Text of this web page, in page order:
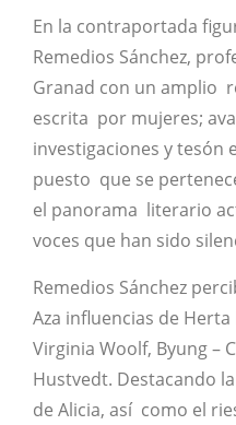
En la contraportada
Remedios Sánchez,
Granad con un amplio
escrita por mujeres;
investigaciones y tesón
puesto que se
el panorama literario
voces que han sido
Remedios Sánchez
Aza influencias de
Virginia Woolf, Byung –
Hustvedt. Destacando
de Alicia, así como el